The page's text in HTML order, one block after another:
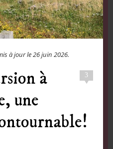
à jour le26 juin 2026.
3
à
une